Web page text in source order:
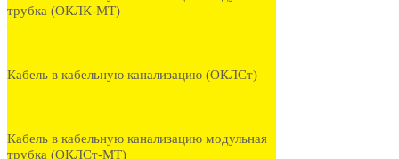
трубка (ОКЛК-МТ)
Кабель в кабельную канализацию (ОКЛСт)
Кабель в кабельную канализацию модульная
трубка (ОКЛСт-МТ)